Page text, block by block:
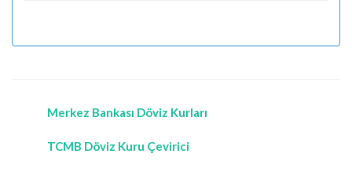
Merkez Bankası Döviz Kurları
TCMB Döviz Kuru Çevirici